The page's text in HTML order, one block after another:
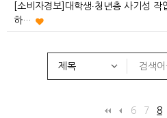
[소비자경보]대학생∙청년층 사기성 작
하…
6 7 8